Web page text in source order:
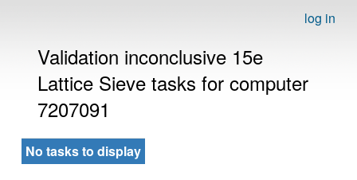
log in
Validation inconclusive 15e
Lattice Sieve tasks for computer
7207091
No tasks to display